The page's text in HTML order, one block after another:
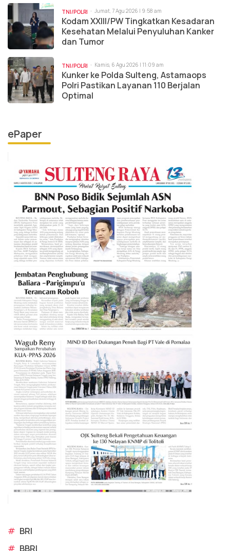
TNI/POLRI Jumat, 7 Agu 2026 | 9:58 am
Kodam XXIII/PW Tingkatkan Kesadaran
Kesehatan Melalui Penyuluhan Kanker
dan Tumor
TNI/POLRI Kamis, 6 Agu 2026 | 11:09 am
Kunker ke Polda Sulteng, Astamaops
Polri Pastikan Layanan 110 Berjalan
Optimal
ePaper
# BRI
# BBRI